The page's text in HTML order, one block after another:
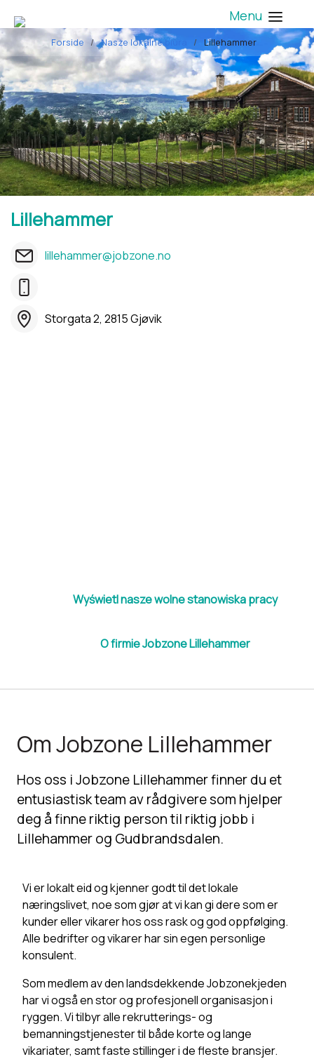
Menu
Forside Nasze lokalne biura Lillehammer
Lillehammer
lillehammer@jobzone.no
Storgata 2, 2815 Gjøvik
Wyświetl nasze wolne stanowiska pracy
O firmie Jobzone Lillehammer
Om Jobzone Lillehammer
Hos oss i Jobzone Lillehammer finner du et
entusiastisk team av rådgivere som hjelper
deg å finne riktig person til riktig jobb i
Lillehammer og Gudbrandsdalen.
Vi er lokalt eid og kjenner godt til det lokale
næringslivet, noe som gjør at vi kan gi dere som er
kunder eller vikarer hos oss rask og god oppfølging.
Alle bedrifter og vikarer har sin egen personlige
konsulent.
Som medlem av den landsdekkende Jobzonekjeden
har vi også en stor og profesjonell organisasjon i
ryggen. Vi tilbyr alle rekrutterings- og
bemanningstjenester til både korte og lange
vikariater, samt faste stillinger i de fleste bransjer.